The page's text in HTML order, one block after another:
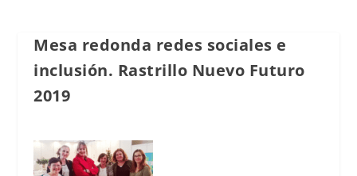
Mesa redonda redes sociales e
inclusión. Rastrillo Nuevo Futuro
2019